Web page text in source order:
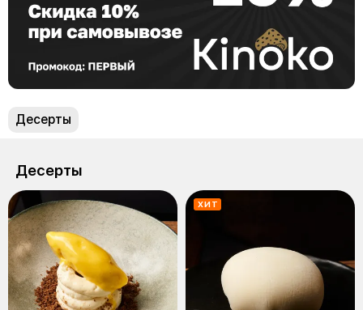
Десерты
Десерты
ХИТ